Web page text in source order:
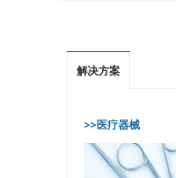
解决方案
>>医疗器械